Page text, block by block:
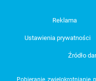
Reklama
Ustawienia prywatności
Źródło
Pobieranie, zwielokrotnianie,